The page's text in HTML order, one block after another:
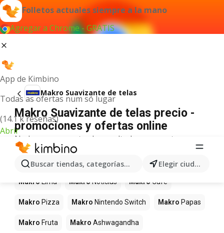
Folletos actuales siempre a la mano
Agregar a Chrome - GRATIS
App de Kimbino
Todas as ofertas num só lugar
(14.1 k reseñas)
Abrir
Buscar tiendas, categorías, productos... Elegir ciudad
Makro Suavizante de telas
Makro Suavizante de telas precio -
promociones y ofertas online
No hemos encontrado resultados para este
término.
Más productos en tiendas Makro
Makro Lima Makro Noticias Makro Café
Makro Pizza Makro Nintendo Switch Makro Papas
Makro Fruta Makro Ashwagandha